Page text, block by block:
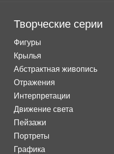
Творческие серии
Фигуры
Крылья
Абстрактная живопись
Отражения
Интерпретации
Движение света
Пейзажи
Портреты
Графика